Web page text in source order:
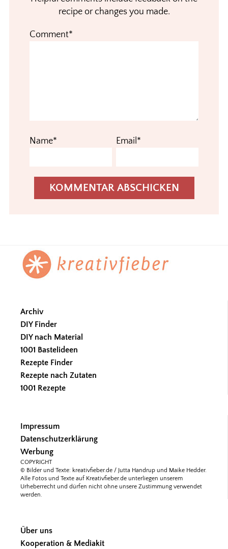
recipe or changes you made.
Comment*
Name* Email*
Footer
Archiv
DIY Finder
DIY nach Material
1001 Bastelideen
Rezepte Finder
Rezepte nach Zutaten
1001 Rezepte
Impressum
Datenschutzerklärung
Werbung
COPYRIGHT
© Bilder und Texte: kreativfieber.de / Jutta Handrup und Maike Hedder.
Alle Fotos und Texte auf Kreativfieber.de unterliegen unserem
Urheberrecht und dürfen nicht ohne unsere Zustimmung verwendet
werden.
Über uns
Kooperation & Mediakit